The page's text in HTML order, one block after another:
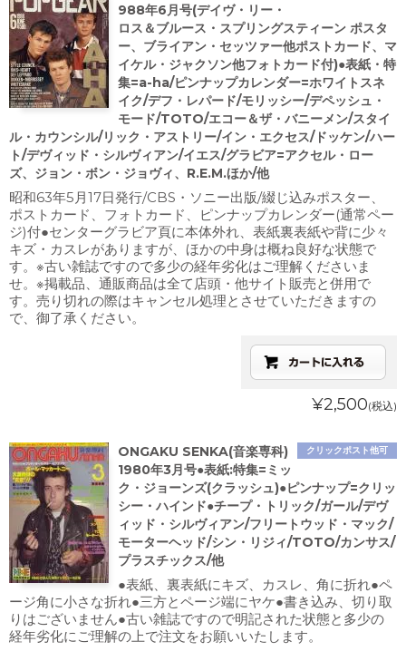
988年6月号(デイヴ・リー・
ロス＆ブルース・スプリングスティーン ポスタ
ー、ブライアン・セッツァー他ポストカード、マ
イケル・ジャクソン他フォトカード付)●表紙・特
集=a-ha/ピンナップカレンダー=ホワイトスネ
イク/デフ・レパード/モリッシー/デペッシュ・
モード/TOTO/エコー＆ザ・バニーメン/スタイ
ル・カウンシル/リック・アストリー/イン・エクセス/ドッケン/ハー
ト/デヴィッド・シルヴィアン/イエス/グラビア=アクセル・ロー
ズ、ジョン・ボン・ジョヴィ、R.E.M.ほか/他
昭和63年5月17日発行/CBS・ソニー出版/綴じ込みポスター、
ポストカード、フォトカード、ピンナップカレンダー(通常ペー
ジ)付●センターグラビア頁に本体外れ、表紙裏表紙や背に少々
キズ・カスレがありますが、ほかの中身は概ね良好な状態で
す。※古い雑誌ですので多少の経年劣化はご理解くださいま
せ。※掲載品、通販商品は全て店頭・他サイト販売と併用で
す。売り切れの際はキャンセル処理とさせていただきますの
で、御了承ください。
¥2,500(税込)
クリックポスト他可
ONGAKU SENKA(音楽専科)
1980年3月号●表紙:特集=ミッ
ク・ジョーンズ(クラッシュ)●ピンナップ=クリッ
シー・ハインド●チープ・トリック/ガール/デヴ
ィッド・シルヴィアン/フリートウッド・マック/
モーターヘッド/シン・リジィ/TOTO/カンサス/
プラスチックス/他
●表紙、裏表紙にキズ、カスレ、角に折れ●ペ
ージ角に小さな折れ●三方とページ端にヤケ●書き込み、切り取
りはございません●古い雑誌ですので明記された状態と多少の
経年劣化にご理解の上で注文をお願いいたします。